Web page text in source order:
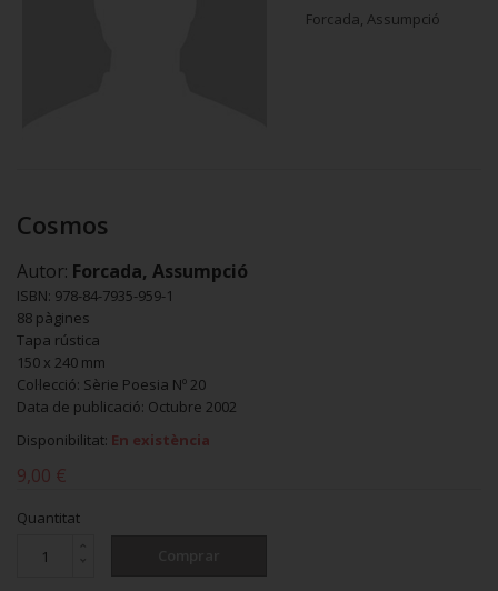
Forcada, Assumpció
Cosmos
Autor: Forcada, Assumpció
ISBN: 978-84-7935-959-1
88 pàgines
Tapa rústica
150 x 240 mm
Col·lecció: Sèrie Poesia Nº 20
Data de publicació: Octubre 2002
Disponibilitat: En existència
9,00 €
Quantitat